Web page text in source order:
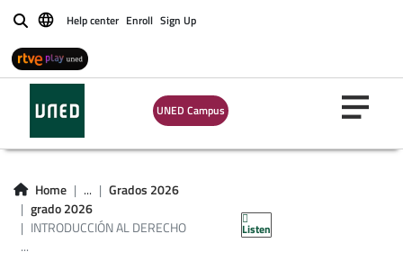
BuscarHelp center Enroll Sign Up
UNED Campus
Home ...
Grados 2026
grado 2026
INTRODUCCIÓN AL DERECHO
...
Listen
INTRODUCCIÓN AL
DERECHO
PROCESAL
(DERECHO)